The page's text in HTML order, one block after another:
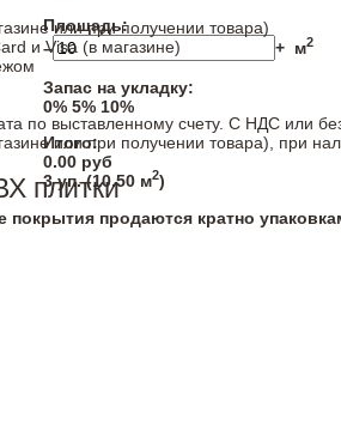
Площадь:
–
+ м2
Запас на укладку:
0% 5% 10%
Итого:
0.00 руб
3уп. (10.50 м2)
покрытия продаются кратно
или при получении товара)
и Visa (в магазине)
по выставленному счету. С НДС или
или при получении товара), при
плитки